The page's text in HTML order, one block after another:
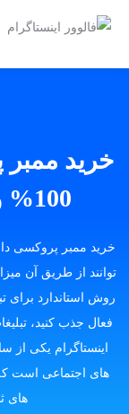
خرید ممبر
100% واقعی با تحویل فوری
خرید ممبر پروکسی
توانند از طریق آن
روش استاندارد برای
فعال جذب کنید،
اینستاگرام یکی از
های اجتماعی است
های